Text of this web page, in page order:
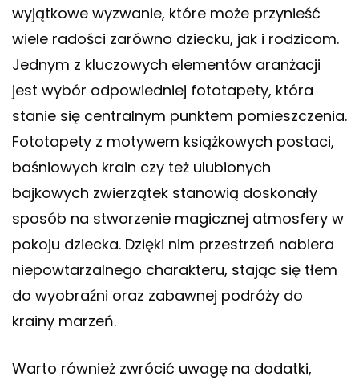
wyjątkowe wyzwanie, które może przynieść
wiele radości zarówno dziecku, jak i rodzicom.
Jednym z kluczowych elementów aranżacji
jest wybór odpowiedniej fototapety, która
stanie się centralnym punktem pomieszczenia.
Fototapety z motywem książkowych postaci,
baśniowych krain czy też ulubionych
bajkowych zwierzątek stanowią doskonały
sposób na stworzenie magicznej atmosfery w
pokoju dziecka. Dzięki nim przestrzeń nabiera
niepowtarzalnego charakteru, stając się tłem
do wyobraźni oraz zabawnej podróży do
krainy marzeń.
Warto również zwrócić uwagę na dodatki,